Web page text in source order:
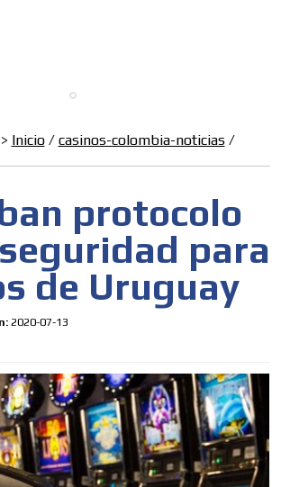
Inicio/ casinos-colombia-noticias/
protocolo
para
de Uruguay
2020-07-13